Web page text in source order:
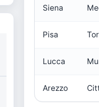
Siena
Pisa
Lucca
Arezzo